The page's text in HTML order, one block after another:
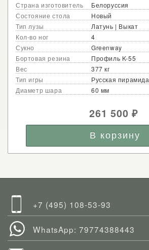
Страна изготовитель
Белоруссия
Состояние стола
Новый
Тип лузы
Латунь | Выкат
Кол-во ног
4
Сукно
Greenway
Бортовая резина
Профиль K-55
Вес
377 кг
Тип игры
Русская пирамида
Диаметр шара
60 мм
261 500₽
+7 (495) 108-53-93
WhatsApp: 79774388443